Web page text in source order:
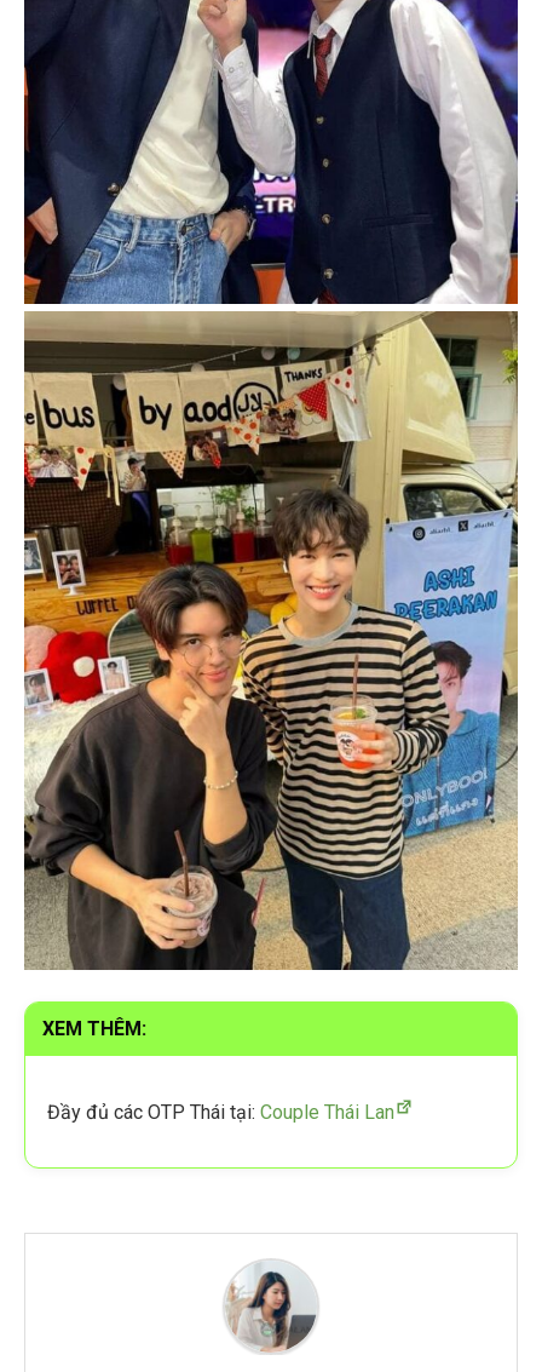
XEM THÊM:
Đầy đủ các OTP Thái tại: Couple Thái Lan